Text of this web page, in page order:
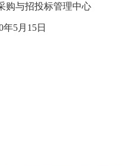
招投标管理中心
15日